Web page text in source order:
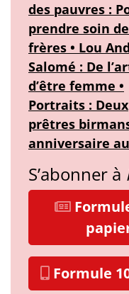
des pauvres :
prendre soin
frères • Lou
Salomé : De
d’être femme •
Portraits : Deux
prêtres
anniversaire
S’abonner à
Formule